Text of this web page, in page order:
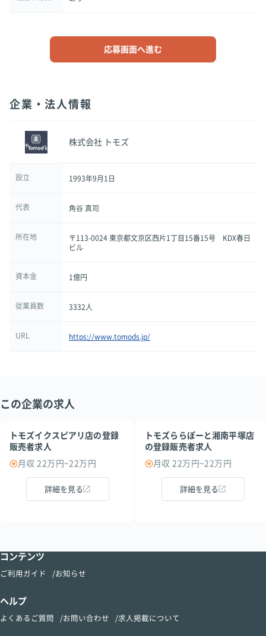
応募画面へ進む
企業・法人情報
株式会社 トモズ
設立 1993年9月1日
代表 角谷 真司
所在地
〒113-0024 東京都文京区西片1丁目15番15号 KDX春日
ビル
資本金 1億円
従業員数 3332人
URL https://www.tomods.jp/
この企業の求人
トモズイクスピアリ店の登録
販売者求人
月収 22万円~22万円
詳細を見る
トモズららぽーと湘南平塚店
の登録販売者求人
月収 22万円~22万円
詳細を見る
コンテンツ
ご利用ガイド お知らせ
ヘルプ
よくあるご質問 お問い合わせ 求人掲載について